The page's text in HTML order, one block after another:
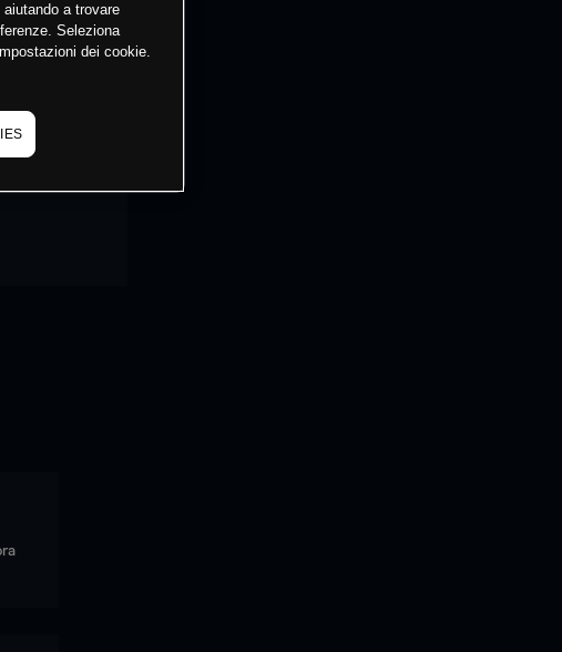
a trovare
Seleziona
dei cookie.